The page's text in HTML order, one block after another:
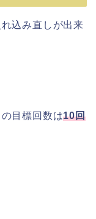
込み直しが出来
目標回数は10回